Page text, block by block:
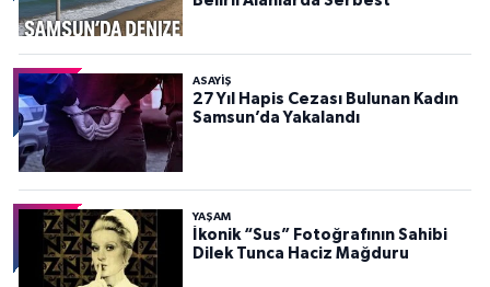
ASAYIŞ
27 Yıl Hapis Cezası Bulunan Kadın
Samsun’da Yakalandı
YAŞAM
İkonik “Sus” Fotoğrafının Sahibi
Dilek Tunca Haciz Mağduru